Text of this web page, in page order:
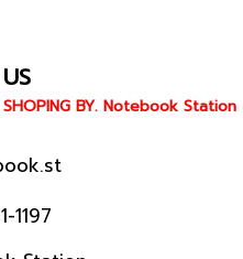
BY. Notebook Station